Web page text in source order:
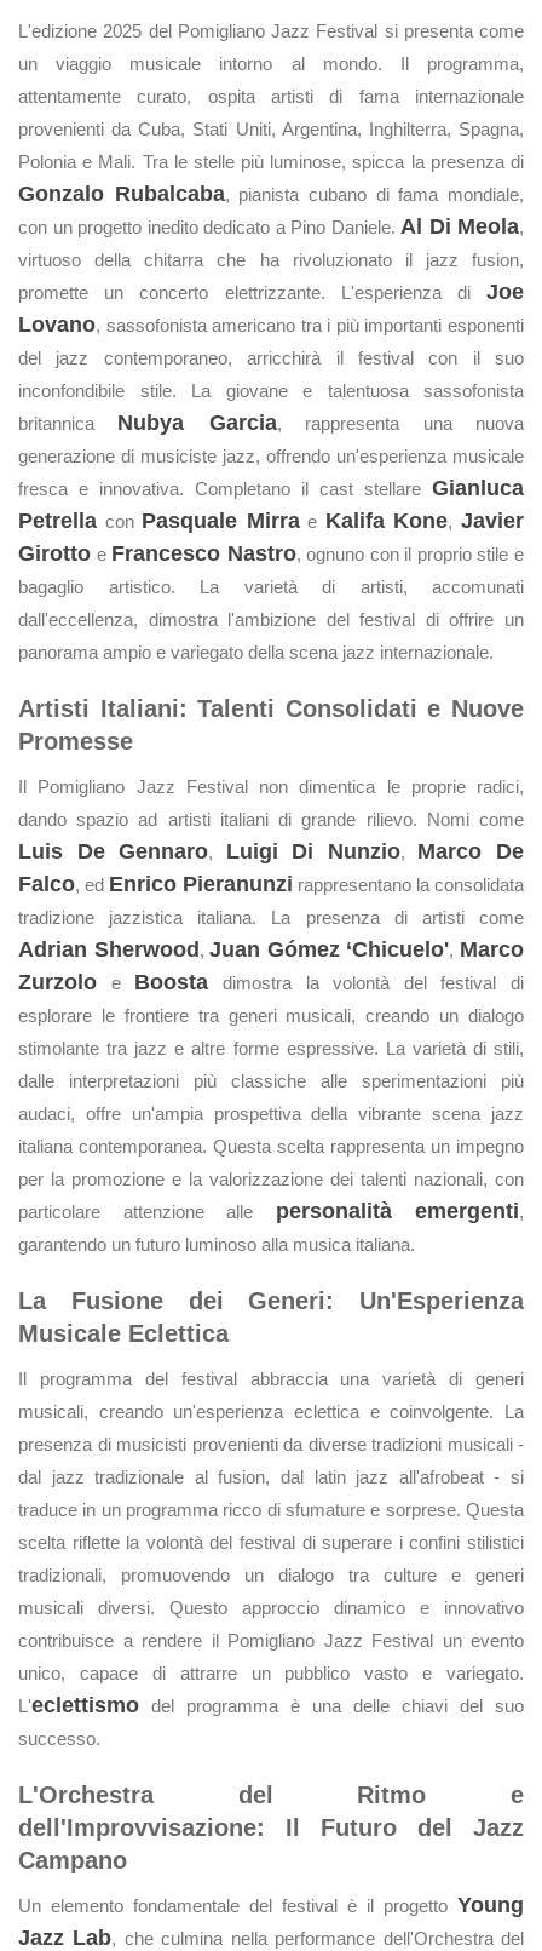
L'edizione 2025 del Pomigliano Jazz Festival si presenta come
un viaggio musicale intorno al mondo. Il programma,
attentamente curato, ospita artisti di fama internazionale
provenienti da Cuba, Stati Uniti, Argentina, Inghilterra, Spagna,
Polonia e Mali. Tra le stelle più luminose, spicca la presenza di
Gonzalo Rubalcaba, pianista cubano di fama mondiale,
con un progetto inedito dedicato a Pino Daniele. Al Di Meola,
virtuoso della chitarra che ha rivoluzionato il jazz fusion,
promette un concerto elettrizzante. L'esperienza di Joe
Lovano, sassofonista americano tra i più importanti esponenti
del jazz contemporaneo, arricchirà il festival con il suo
inconfondibile stile. La giovane e talentuosa sassofonista
britannica Nubya Garcia, rappresenta una nuova
generazione di musiciste jazz, offrendo un'esperienza musicale
fresca e innovativa. Completano il cast stellare Gianluca
Petrella con Pasquale Mirrae Kalifa Kone,Javier
Girotto e Francesco Nastro, ognuno con il proprio stile e
bagaglio artistico. La varietà di artisti, accomunati
dall'eccellenza, dimostra l'ambizione del festival di offrire un
panorama ampio e variegato della scena jazz internazionale.
Artisti Italiani: Talenti Consolidati e Nuove
Promesse
Il Pomigliano Jazz Festival non dimentica le proprie radici,
dando spazio ad artisti italiani di grande rilievo. Nomi come
Luis De Gennaro, Luigi Di Nunzio, Marco De
Falco, ed Enrico Pieranunzi rappresentano la consolidata
tradizione jazzistica italiana. La presenza di artisti come
Adrian Sherwood ,Juan Gómez ‘Chicuelo', Marco
Zurzolo e Boosta dimostra la volontà del festival di
esplorare le frontiere tra generi musicali, creando un dialogo
stimolante tra jazz e altre forme espressive. La varietà di stili,
dalle interpretazioni più classiche alle sperimentazioni più
audaci, offre un'ampia prospettiva della vibrante scena jazz
italiana contemporanea. Questa scelta rappresenta un impegno
per la promozione e la valorizzazione dei talenti nazionali, con
particolare attenzione alle personalità emergenti,
garantendo un futuro luminoso alla musica italiana.
La Fusione dei Generi: Un'Esperienza
Musicale Eclettica
Il programma del festival abbraccia una varietà di generi
musicali, creando un'esperienza eclettica e coinvolgente. La
presenza di musicisti provenienti da diverse tradizioni musicali -
dal jazz tradizionale al fusion, dal latin jazz all'afrobeat - si
traduce in un programma ricco di sfumature e sorprese. Questa
scelta riflette la volontà del festival di superare i confini stilistici
tradizionali, promuovendo un dialogo tra culture e generi
musicali diversi. Questo approccio dinamico e innovativo
contribuisce a rendere il Pomigliano Jazz Festival un evento
unico, capace di attrarre un pubblico vasto e variegato.
L'eclettismo del programma è una delle chiavi del suo
successo.
L'Orchestra del Ritmo e
dell'Improvvisazione: Il Futuro del Jazz
Campano
Un elemento fondamentale del festival è il progetto Young
Jazz Lab, che culmina nella performance dell'Orchestra del